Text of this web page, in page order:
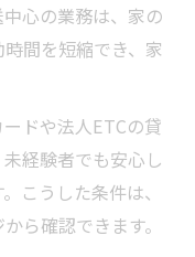
心の業務は、家の
間を短縮でき、家
ドや法人ETCの貸
経験者でも安心し
こうした条件は、
ら確認できます。